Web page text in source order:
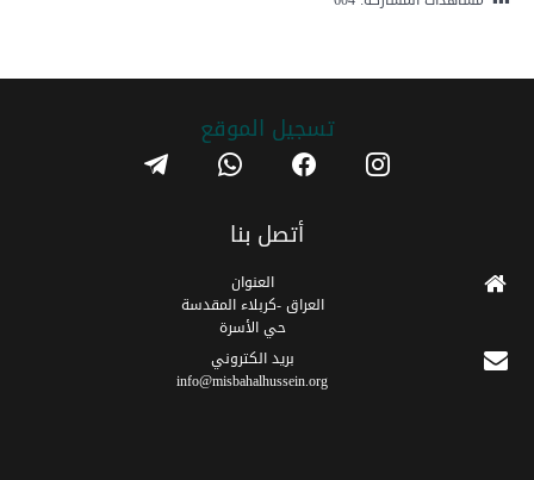
تسجیل الموقع instagram
facebook
whatsapp
telegram
أتصل بنا
العنوان
العراق -كربلاء المقدسة
حي الأسرة
برید الکتروني
info@misbahalhussein.org